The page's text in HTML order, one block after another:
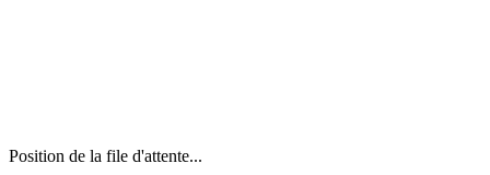
Position de la file d'attente...